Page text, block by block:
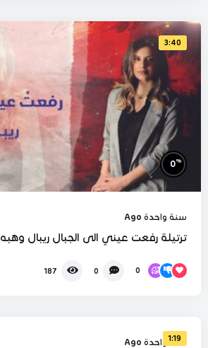
3:40
0%
سنة واحدة Ago
ترتيلة رفعت عيني الى الجبال ريبال وهبه
0
0
187
1:19
سنة واحدة Ago